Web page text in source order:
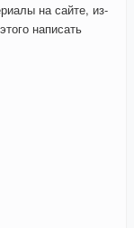
на сайте, из-
написать